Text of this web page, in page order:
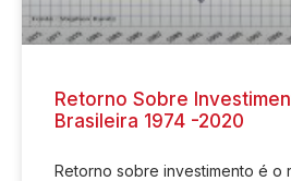
Retorno Sobre
Brasileira 1974 -2020
Retorno sobre investimento é o